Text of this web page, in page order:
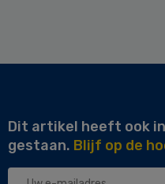
Dit artikel heeft ook
gestaan. Blijf op de
Uw